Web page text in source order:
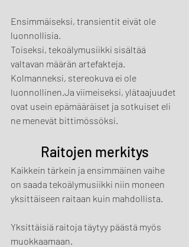
Ensimmäiseksi, transientit eivät ole
luonnollisia.
Toiseksi, tekoälymusiikki sisältää
valtavan määrän artefakteja.
Kolmanneksi, stereokuva ei ole
luonnollinen.Ja viimeiseksi, ylätaajuudet
ovat usein epämääräiset ja sotkuiset eli
ne menevät bittimössöksi.
Raitojen merkitys
Kaikkein tärkein ja ensimmäinen vaihe
on saada tekoälymusiikki niin moneen
yksittäiseen raitaan kuin mahdollista.
Yksittäisiä raitoja täytyy päästä myös
muokkaamaan.